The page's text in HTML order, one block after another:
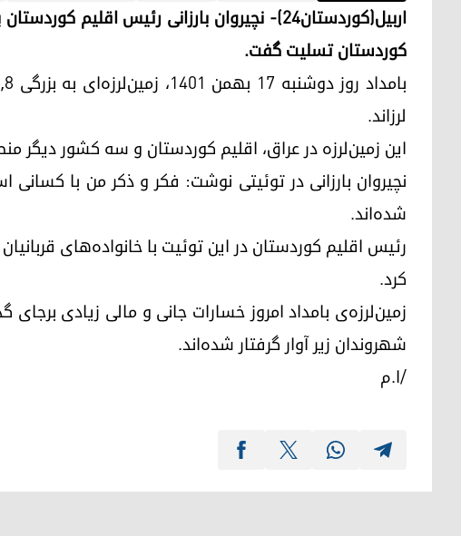
اربیل(کوردستان۲۴)- نچیروان بارزانی رئیس
کوردستان تسلیت گفت.
لرزاند.
این زمین‌لرزه در عراق، اقلیم کوردستان و سه کشور
نچیروان بارزانی در توئیتی نوشت: فکر و ذکر من با کسانی
شده‌اند.
رئیس اقلیم کوردستان در این توئیت با خانواده‌های
کرد.
زمین‌لرزه‌ی بامداد امروز خسارات جانی و مالی زیادی
شهروندان زیر آوار گرفتار شده‌اند.
/ا.م